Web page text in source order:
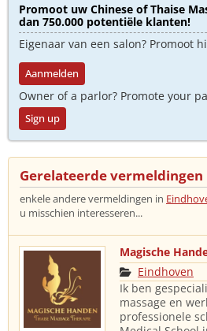
Promoot uw Chinese of Thaise
dan 750.000 potentiële klanten!
Eigenaar van een salon? Promoot
Aanmelden
Owner of a parlor? Promote your
Sign up
Gerelateerde vermeldingen
enkele andere vermeldingen in
u misschien interesseren...
Magische
Eindhoven
Ik ben
massage en
professionele